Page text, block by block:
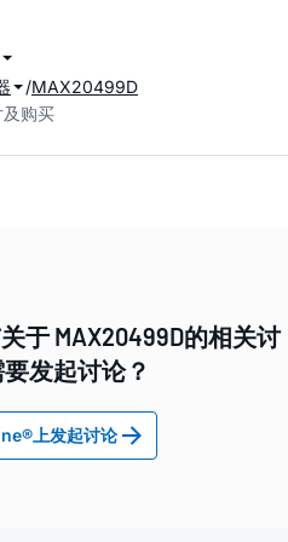
MAX20499D
购买
于 MAX20499D的相关讨
发起讨论？
上发起讨论